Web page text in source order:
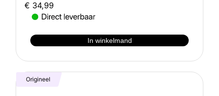
€ 34,99
In winkelmand
Origineel